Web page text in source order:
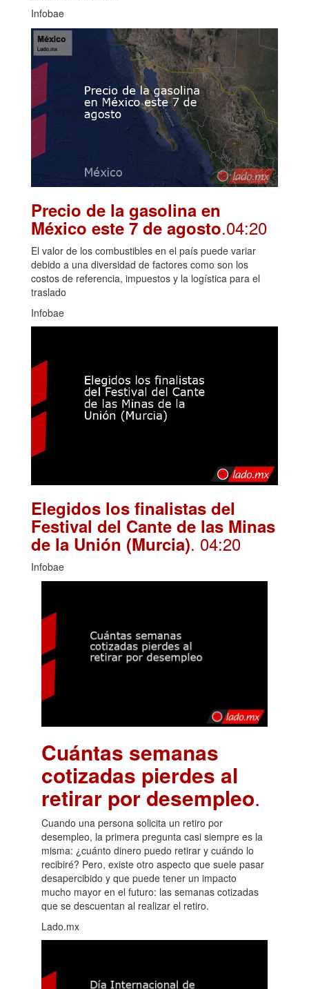
Infobae
Precio de la gasolina en
México este 7 de agosto.04:20
El valor de los combustibles en el país puede variar
debido a una diversidad de factores como son los
costos de referencia, impuestos y la logística para el
traslado
Infobae
Elegidos los finalistas del
Festival del Cante de las Minas
de la Unión (Murcia). 04:20
Infobae
Cuántas semanas
cotizadas pierdes al
retirar por desempleo.
Cuando una persona solicita un retiro por
desempleo, la primera pregunta casi siempre es la
misma: ¿cuánto dinero puedo retirar y cuándo lo
recibiré? Pero, existe otro aspecto que suele pasar
desapercibido y que puede tener un impacto
mucho mayor en el futuro: las semanas cotizadas
que se descuentan al realizar el retiro.
Lado.mx